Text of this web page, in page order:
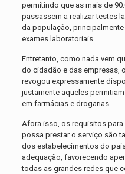
permitindo que as mais de
passassem a realizar testes
da população,
exames laboratoriais.
Entretanto, como nada vem
do cidadão e das empresas,
revogou expressamente
justamente aqueles
em farmácias e drogarias.
Afora isso, os requisitos
possa prestar o serviço são
dos estabelecimentos do
adequação, favorecendo
todas as grandes redes que